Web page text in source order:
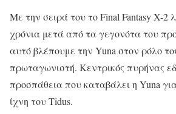
Με την σειρά του το Final Fantasy X-2
χρόνια μετά από τα γεγονότα του
αυτό βλέπουμε την Yuna στον ρόλο
πρωταγωνιστή. Κεντρικός πυρήνας
προσπάθεια που καταβάλει η Yuna
ίχνη του Tidus.